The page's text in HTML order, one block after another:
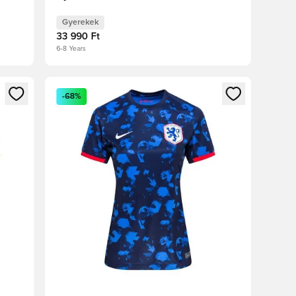
Gyerekek
33 990 Ft
6-8 Years
vagy a tagként való regisztrációhoz
Megnyit egy modált a bejelentkezéshez vagy a
-68%